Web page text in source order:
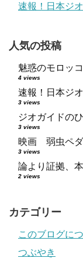
速報！日本ジ
人気の投稿
魅惑のモロッ
4 views
速報！日本ジ
3 views
ジオガイドの
3 views
映画 弱虫ペダ
3 views
論より証拠、
2 views
カテゴリー
このブログに
つぶやき